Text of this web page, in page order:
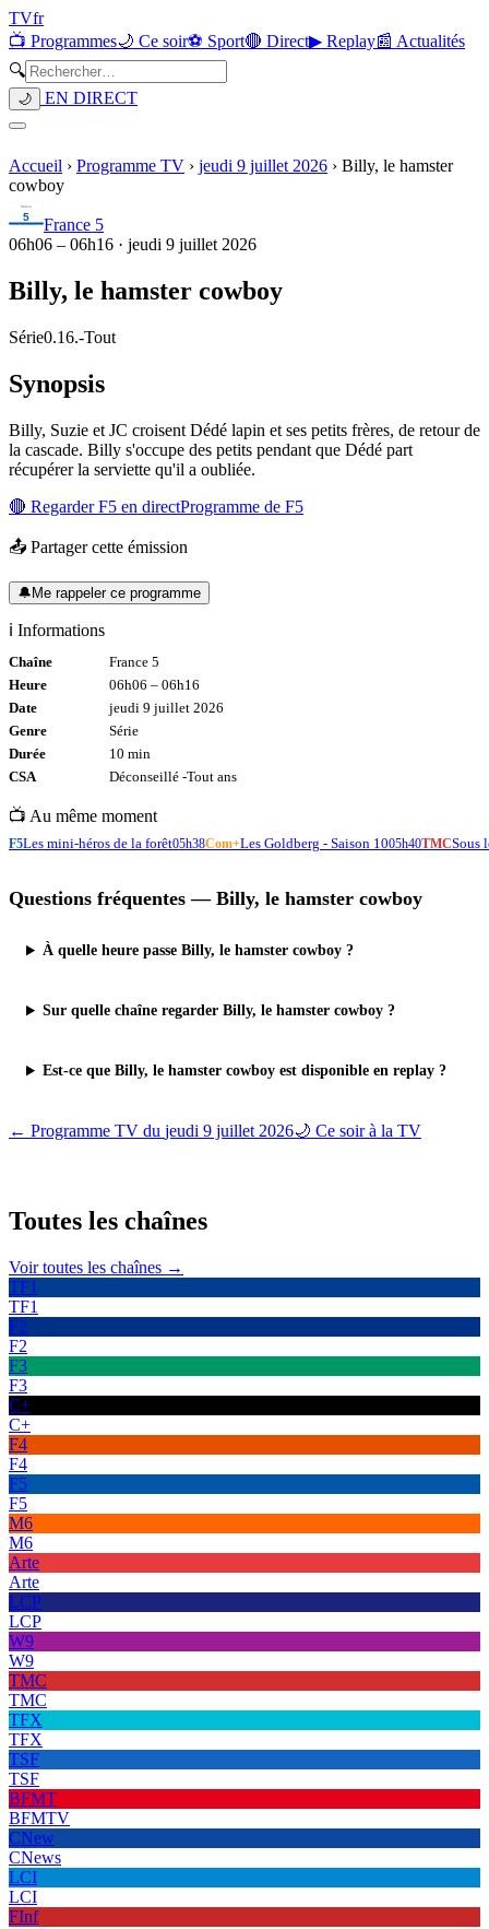
TVfr
📺 Programmes🌙 Ce soir⚽ Sport🔴 Direct▶ Replay📰 Actualités
🔍
🌙 EN DIRECT
Accueil › Programme TV › jeudi 9 juillet 2026 › Billy, le hamster
cowboy
France 5
06h06 – 06h16 · jeudi 9 juillet 2026
Billy, le hamster cowboy
Série0.16.-Tout
Synopsis
Billy, Suzie et JC croisent Dédé lapin et ses petits frères, de retour de
la cascade. Billy s'occupe des petits pendant que Dédé part
récupérer la serviette qu'il a oubliée.
🔴 RegarderF5 en directProgramme de F5
📤 Partager cette émission
🔔Me rappeler ce programme
ℹ️ Informations
Chaîne
France 5
Heure
06h06 – 06h16
Date
jeudi 9 juillet 2026
Genre
Série
Durée
10 min
CSA
Déconseillé -Tout ans
📺 Au même moment
F5Les mini-héros de la forêt05h38Com+Les Goldberg - Saison 1005h40TMCSous
Questions fréquentes — Billy, le hamster cowboy
À quelle heure passe Billy, le hamster cowboy ?
Sur quelle chaîne regarder Billy, le hamster cowboy ?
Est-ce que Billy, le hamster cowboy est disponible en replay ?
← Programme TV du jeudi 9 juillet 2026🌙 Ce soir à la TV
Toutes les chaînes
Voir toutes les chaînes →
TF1
TF1
F2
F2
F3
F3
C+
C+
F4
F4
F5
F5
M6
M6
Arte
Arte
LCP
LCP
W9
W9
TMC
TMC
TFX
TFX
TSF
TSF
BFMT
BFMTV
CNew
CNews
LCI
LCI
FInf